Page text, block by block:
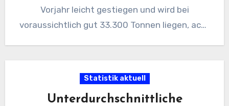
Vorjahr leicht gestiegen und wird bei
voraussichtlich gut 33.300 Tonnen liegen, acht
Statistik aktuell
Unterdurchschnittliche